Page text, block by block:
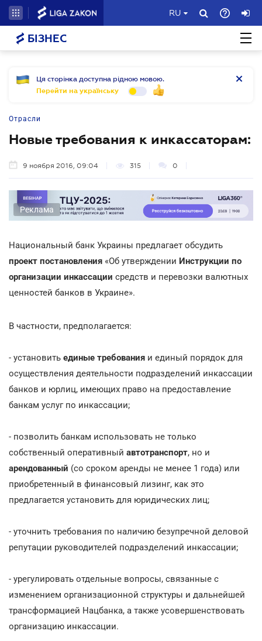
RU
БІЗНЕС
Ця сторінка доступна рідною мовою.
Перейти на українську
Отрасли
Новые требования к инкассаторам:
9 ноября 2016, 09:04 315 0
Реклама
Национальный банк Украины предлагает обсудить
проект постановления «Об утверждении Инструкции по
организации инкассации средств и перевозки валютных
ценностей банков в Украине».
В частности, предполагается:
- установить единые требования и единый порядок для
осуществления деятельности подразделений инкассации
банков и юрлиц, имеющих право на предоставление
банкам услуг по инкассации;
- позволить банкам использовать не только
собственный оперативный автотранспорт, но и
арендованный (со сроком аренды не менее 1 года) или
приобретенный в финансовый лизинг, как это
предлагается установить для юридических лиц;
- уточнить требования по наличию безупречной деловой
репутации руководителей подразделений инкассации;
- урегулировать отдельные вопросы, связанные с
изменением организационной структуры и дальнейшей
трансформацией Нацбанка, а также усовершенствовать
организацию инкассации.